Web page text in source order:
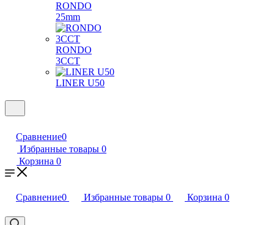
RONDO
25mm
RONDO
3CCT
LINER U50
Сравнение0
Избранные товары 0
Корзина 0
Сравнение0 Избранные товары 0 Корзина 0